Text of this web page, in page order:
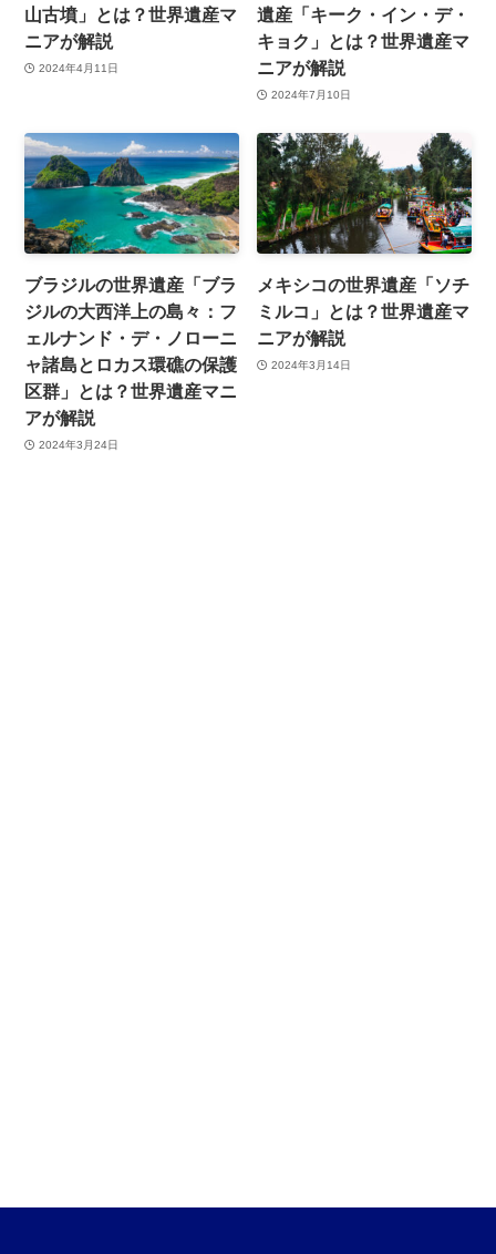
山古墳」とは？世界遺産マ
ニアが解説
2024年4月11日
遺産「キーク・イン・デ・
キョク」とは？世界遺産マ
ニアが解説
2024年7月10日
ブラジルの世界遺産「ブラ
ジルの大西洋上の島々：フ
ェルナンド・デ・ノローニ
ャ諸島とロカス環礁の保護
区群」とは？世界遺産マニ
アが解説
2024年3月24日
メキシコの世界遺産「ソチ
ミルコ」とは？世界遺産マ
ニアが解説
2024年3月14日